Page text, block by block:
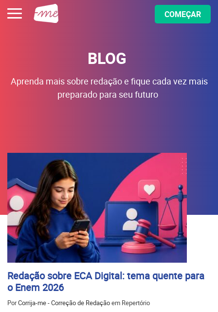
COMEÇAR
BLOG
Aprenda mais sobre redação e fique cada vez mais
preparado para seu futuro
Redação sobre ECA Digital: tema quente para
o Enem 2026
PorCorrija-me - Correção de Redaçãoem Repertório